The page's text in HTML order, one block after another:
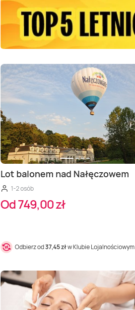
Lot balonem nad Nałęczowem
1-2 osób
Od 749,00 zł
Odbierz od37,45 złw Klubie Lojalnościowym